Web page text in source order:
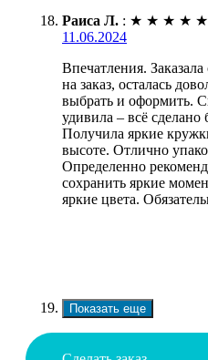
Раиса Л. : ★ ★ ★ ★ ★
11.06.2024
Впечатления.
на заказ, осталась
выбрать и оформить.
удивила – всё сделано
Получила яркие
высоте. Отлично
Определенно
сохранить яркие
яркие цвета.
Показать еще